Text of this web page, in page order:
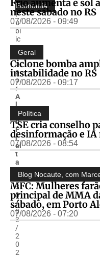
Economia
P
u
bl
ic
a
d
o
p
o
r
A
l
m
ir
F
r
ei
t
a
s
3
0
/
0
3
/
2
0
2
Frio aumenta e sol
neste sábado no RS
07/08/2026 - 09:49
Geral
Ciclone bomba
instabilidade no RS
07/08/2026 - 09:17
Política
TSE cria conselho
desinformação e IA
07/08/2026 - 08:54
Blog Nocaute, com
MFC: Mulheres
principal de MMA
sábado, em Porto
07/08/2026 - 07:20